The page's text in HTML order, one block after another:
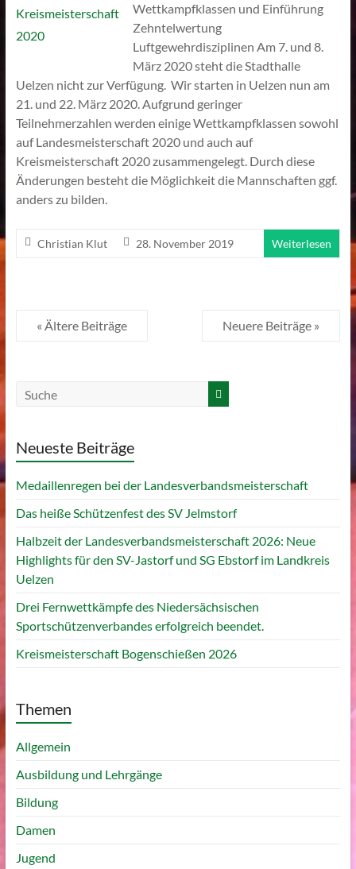
Wettkampfklassen und Einführung
Zehntelwertung
Luftgewehrdisziplinen Am 7. und 8.
März 2020 steht die Stadthalle
Uelzen nicht zur Verfügung. Wir starten in Uelzen nun am
21. und 22. März 2020. Aufgrund geringer
Teilnehmerzahlen werden einige Wettkampfklassen sowohl
auf Landesmeisterschaft 2020 und auch auf
Kreismeisterschaft 2020 zusammengelegt. Durch diese
Änderungen besteht die Möglichkeit die Mannschaften ggf.
anders zu bilden.
Christian Klut 28. November 2019 Weiterlesen
« Ältere Beiträge Neuere Beiträge »
Neueste Beiträge
Medaillenregen bei der Landesverbandsmeisterschaft
Das heiße Schützenfest des SV Jelmstorf
Halbzeit der Landesverbandsmeisterschaft 2026: Neue
Highlights für den SV-Jastorf und SG Ebstorf im Landkreis
Uelzen
Drei Fernwettkämpfe des Niedersächsischen
Sportschützenverbandes erfolgreich beendet.
Kreismeisterschaft Bogenschießen 2026
Themen
Allgemein
Ausbildung und Lehrgänge
Bildung
Damen
Jugend